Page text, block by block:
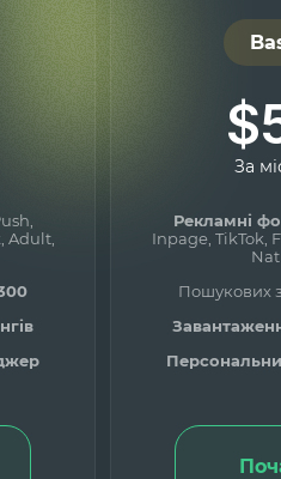
Adult,
За
Рекламні
Inpage, TikTok,
Пошукових